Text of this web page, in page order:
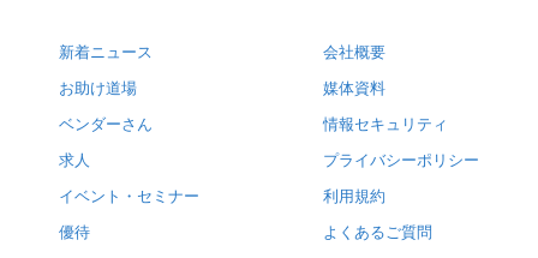
新着ニュース
お助け道場
ベンダーさん
求人
イベント・セミナー
優待
会社概要
媒体資料
情報セキュリティ
プライバシーポリシー
利用規約
よくあるご質問